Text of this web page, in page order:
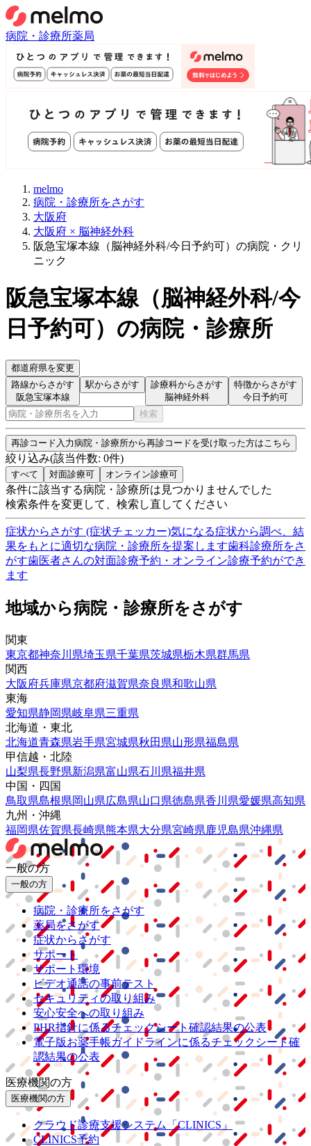
病院・診療所薬局
melmo
病院・診療所をさがす
大阪府
大阪府 × 脳神経外科
阪急宝塚本線（脳神経外科/今日予約可）の病院・クリ
ニック
阪急宝塚本線（脳神経外科/今
日予約可） の病院・診療所
都道府県を変更
路線からさがす
阪急宝塚本線
駅からさがす
診療科からさがす
脳神経外科
特徴からさがす
今日予約可
検索
再診コード入力病院・診療所から再診コードを受け取った方はこちら
絞り込み(該当件数: 0件)
すべて 対面診療可 オンライン診療可
条件に該当する病院・診療所は見つかりませんでした
検索条件を変更して、検索し直してください
症状からさがす (症状チェッカー)気になる症状から調べ、結
果をもとに適切な病院・診療所を提案します歯科診療所をさ
がす歯医者さんの対面診療予約・オンライン診療予約ができ
ます
地域から病院・診療所をさがす
関東
東京都神奈川県埼玉県千葉県茨城県栃木県群馬県
関西
大阪府兵庫県京都府滋賀県奈良県和歌山県
東海
愛知県静岡県岐阜県三重県
北海道・東北
北海道青森県岩手県宮城県秋田県山形県福島県
甲信越・北陸
山梨県長野県新潟県富山県石川県福井県
中国・四国
鳥取県島根県岡山県広島県山口県徳島県香川県愛媛県高知県
九州・沖縄
福岡県佐賀県長崎県熊本県大分県宮崎県鹿児島県沖縄県
一般の方
一般の方
病院・診療所をさがす
薬局をさがす
症状からさがす
サポート
サポート環境
ビデオ通話の事前テスト
セキュリティの取り組み
安心安全への取り組み
PHR指針に係るチェックシート確認結果の公表
電子版お薬手帳ガイドラインに係るチェックシート確
認結果の公表
医療機関の方
医療機関の方
クラウド診療支援システム
「CLINICS」
CLINICS予約